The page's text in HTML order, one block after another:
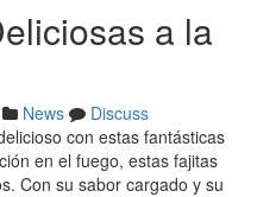
a la
News
Discuss
con estas fantásticas
en el fuego, estas fajitas
Con su sabor cargado y su